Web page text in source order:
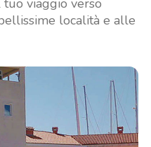
località e alle